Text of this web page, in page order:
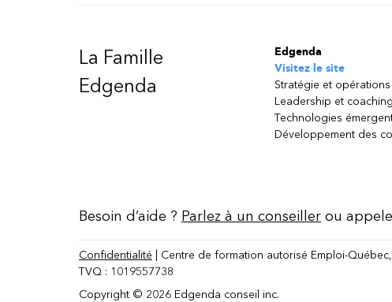
La Famille
Edgenda
Edgenda
Visitez le site
Stratégie et opérations
Leadership et coaching
Technologies
Développement des
Besoin d’aide ? Parlez à un conseiller ou
Confidentialité | Centre de formation autorisé Emploi-
TVQ : 1019557738
Copyright © 2026 Edgenda conseil inc.